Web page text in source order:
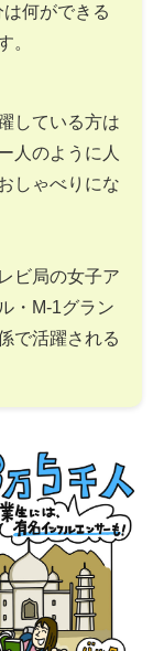
何ができる
。
している方は
人のように人
しゃべりにな
ビ局の女子ア
・M-1グラン
で活躍される